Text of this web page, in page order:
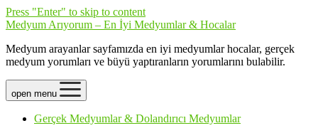
Press "Enter" to skip to content
Medyum Arıyorum – En İyi Medyumlar & Hocalar
Medyum arayanlar sayfamızda en iyi medyumlar hocalar, gerçek
medyum yorumları ve büyü yaptıranların yorumlarını bulabilir.
open menu
Gerçek Medyumlar & Dolandırıcı Medyumlar